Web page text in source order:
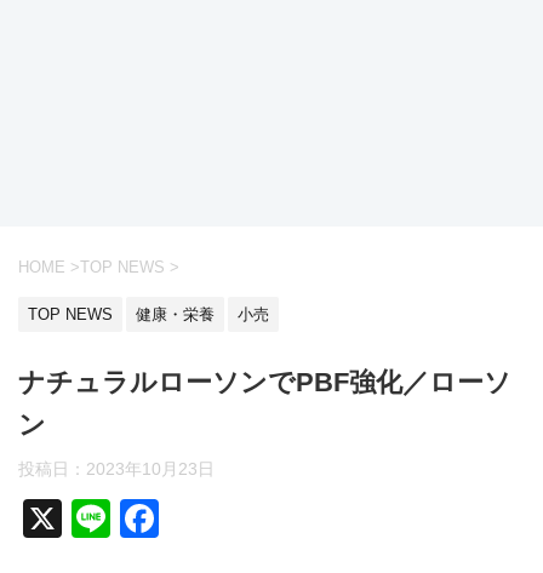
HOME >TOP NEWS >
TOP NEWS 健康・栄養 小売
ナチュラルローソンでPBF強化／ローソ
ン
投稿日：2023年10月23日
X
Li